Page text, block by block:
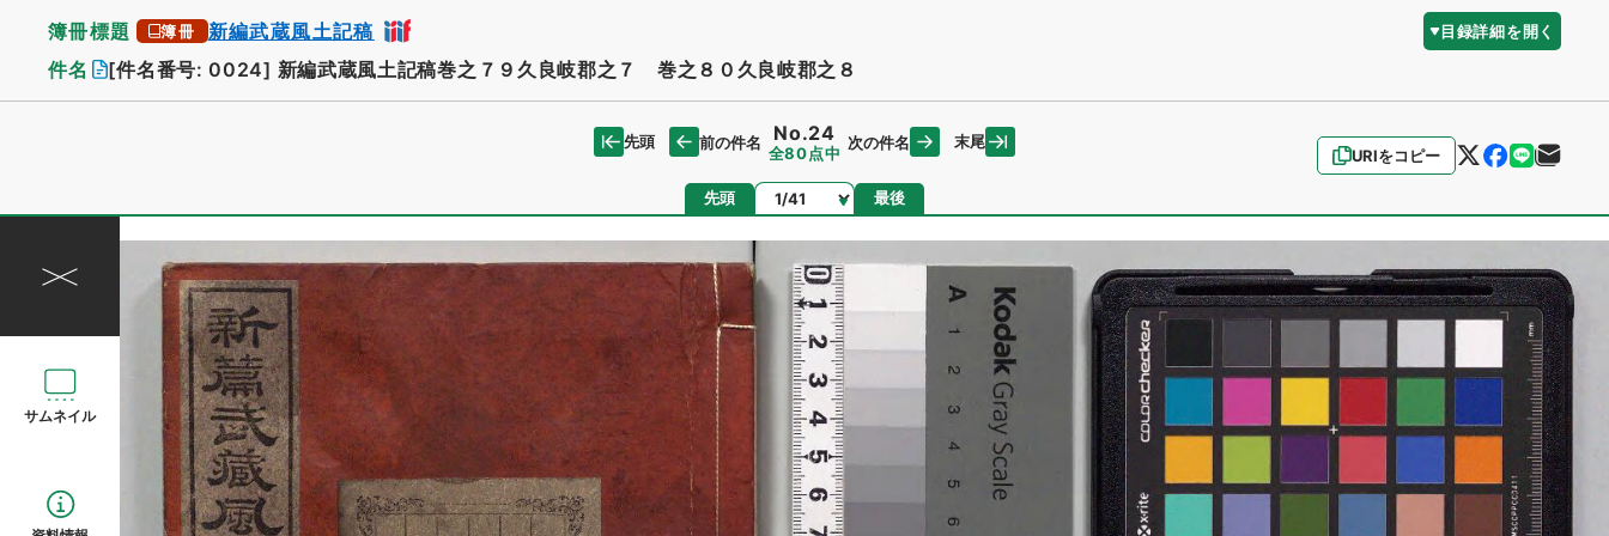
簿冊標題 簿冊 新編武蔵風土記稿 目録詳細を開く
件名 [件名番号: 0024] 新編武蔵風土記稿巻之７９久良岐郡之７ 巻之８０久良岐郡之８
URIをコピー
先頭 前の件名 No.24
全80点中
次の件名 末尾
先頭 ページ 最後
サムネイル